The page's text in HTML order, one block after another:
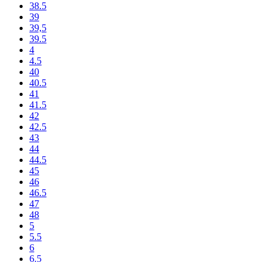
38.5
39
39,5
39.5
4
4.5
40
40.5
41
41.5
42
42.5
43
44
44.5
45
46
46.5
47
48
5
5.5
6
6.5